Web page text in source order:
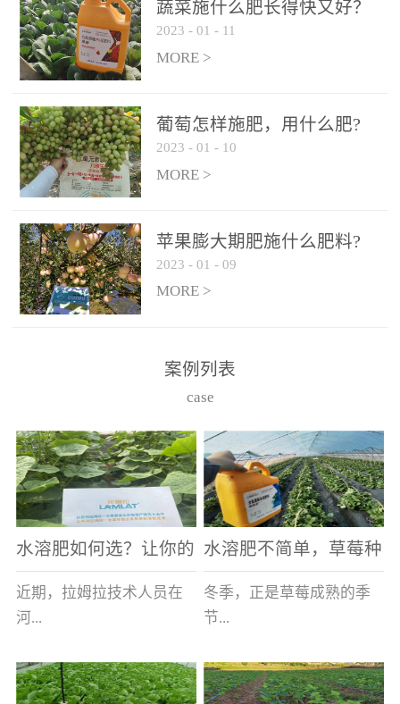
合大量元素水溶肥一起使
用，促使果实膨大，果肉
饱满，品质好，果、枝健
后期∶冲施、滴灌2.5-5kg/
亩/次配合大量元素水溶肥
一起使用，果实转色均
匀，口感好，糖度提高，
预防枝叶早衰。5、叶面喷
施︰浓度800-1500倍（1-
6kg/公顷，间隔10-14天一
次，喷1-3次。
合大量元素水溶肥一起使
后期∶冲施、滴灌2.5-5kg/
亩/次配合大量元素水溶肥
施︰浓度800-1500倍（1-
蔬菜施什么肥长得快又好？
2023 - 01 - 11
MORE >
葡萄怎样施肥，用什么肥?
2023 - 01 - 10
MORE >
苹果膨大期肥施什么肥料?
2023 - 01 - 09
MORE >
案例列表
case
水溶肥如何选？让你的
老棚土好产量高
近期，拉姆拉技术人员在
河...
南走访时，发现当地许多
水溶肥不简单，草莓种
植户指名要使用
冬季，正是草莓成熟的季
节...
，也是山东窦大哥开心的